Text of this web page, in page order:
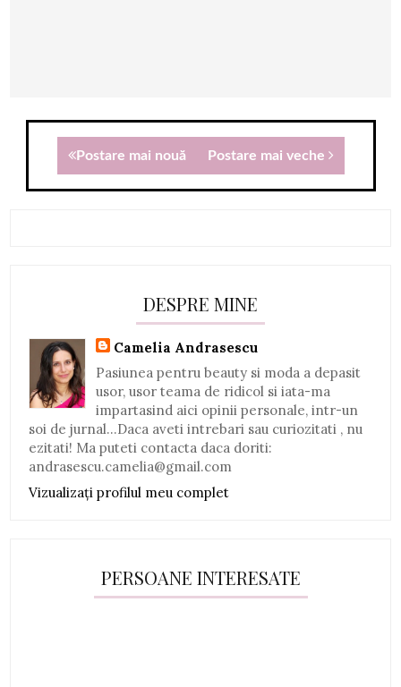
Postare mai nouă Postare mai veche
DESPRE MINE
Camelia Andrasescu
Pasiunea pentru beauty si moda a depasit
usor, usor teama de ridicol si iata-ma
impartasind aici opinii personale, intr-un
soi de jurnal...Daca aveti intrebari sau curiozitati , nu
ezitati! Ma puteti contacta daca doriti:
andrasescu.camelia@gmail.com
Vizualizați profilul meu complet
PERSOANE INTERESATE